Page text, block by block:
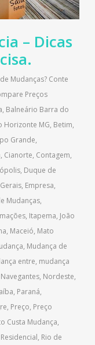
– Dicas
Mudanças? Conte
Preços
, Balneário Barra do
Horizonte MG, Betim,
Grande,
, Cianorte, Contagem,
, Duque de
, Empresa,
Mudanças,
, Itapema, João
, Maceió, Mato
, Mudança de
entre, mudança
Navegantes, Nordeste,
, Paraná,
, Preço, Preço
Custa Mudança,
Residencial, Rio de